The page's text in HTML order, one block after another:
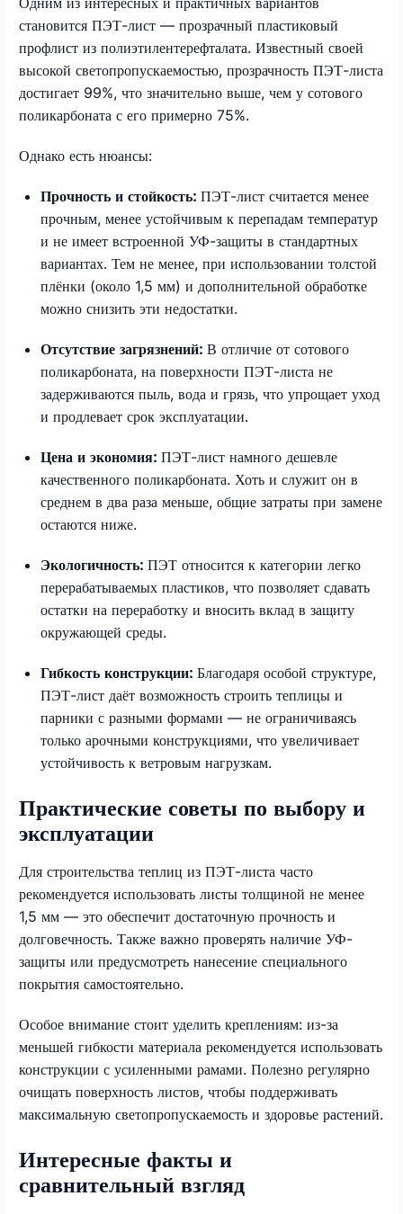
становится ПЭТ-лист — прозрачный пластиковый
профлист из полиэтилентерефталата. Известный своей
высокой светопропускаемостью, прозрачность ПЭТ-листа
достигает 99%, что значительно выше, чем у сотового
поликарбоната с его примерно 75%.
Однако есть нюансы:
Прочность и стойкость: ПЭТ-лист считается менее
прочным, менее устойчивым к перепадам температур
и не имеет встроенной УФ-защиты в стандартных
вариантах. Тем не менее, при использовании толстой
плёнки (около 1,5 мм) и дополнительной обработке
можно снизить эти недостатки.
Отсутствие загрязнений: В отличие от сотового
поликарбоната, на поверхности ПЭТ-листа не
задерживаются пыль, вода и грязь, что упрощает уход
и продлевает срок эксплуатации.
Цена и экономия: ПЭТ-лист намного дешевле
качественного поликарбоната. Хоть и служит он в
среднем в два раза меньше, общие затраты при замене
остаются ниже.
Экологичность: ПЭТ относится к категории легко
перерабатываемых пластиков, что позволяет сдавать
остатки на переработку и вносить вклад в защиту
окружающей среды.
Гибкость конструкции: Благодаря особой структуре,
ПЭТ-лист даёт возможность строить теплицы и
парники с разными формами — не ограничиваясь
только арочными конструкциями, что увеличивает
устойчивость к ветровым нагрузкам.
Практические советы по выбору и
эксплуатации
Для строительства теплиц из ПЭТ-листа часто
рекомендуется использовать листы толщиной не менее
1,5 мм — это обеспечит достаточную прочность и
долговечность. Также важно проверять наличие УФ-
защиты или предусмотреть нанесение специального
покрытия самостоятельно.
Особое внимание стоит уделить креплениям: из-за
меньшей гибкости материала рекомендуется использовать
конструкции с усиленными рамами. Полезно регулярно
очищать поверхность листов, чтобы поддерживать
максимальную светопропускаемость и здоровье растений.
Интересные факты и
сравнительный взгляд